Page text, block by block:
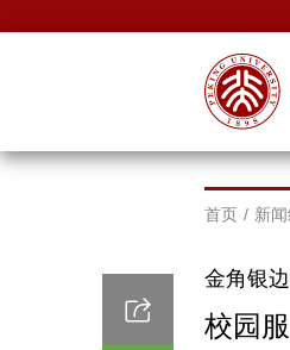
首页 / 新
金角银
校园